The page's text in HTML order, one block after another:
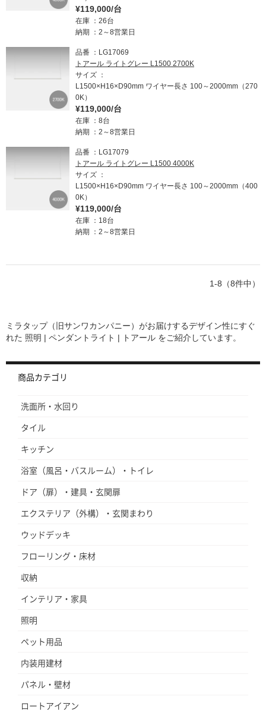
¥119,000/台
在庫
26台
納期
2～8営業日
品番
LG17069
トアール ライトグレー L1500 2700K
サイズ
L1500×H16×D90mm ワイヤー長さ 100～2000mm（270
0K）
¥119,000/台
在庫
8台
納期
2～8営業日
品番
LG17079
トアール ライトグレー L1500 4000K
サイズ
L1500×H16×D90mm ワイヤー長さ 100～2000mm（400
0K）
¥119,000/台
在庫
18台
納期
2～8営業日
1-8（8件中）
ミラタップ（旧サンワカンパニー）がお届けするデザイン性にすぐ
れた 照明 | ペンダントライト | トアール をご紹介しています。
商品カテゴリ
洗面所・水回り
タイル
キッチン
浴室（風呂・バスルーム）・トイレ
ドア（扉）・建具・玄関扉
エクステリア（外構）・玄関まわり
ウッドデッキ
フローリング・床材
収納
インテリア・家具
照明
ペット用品
内装用建材
パネル・壁材
ロートアイアン